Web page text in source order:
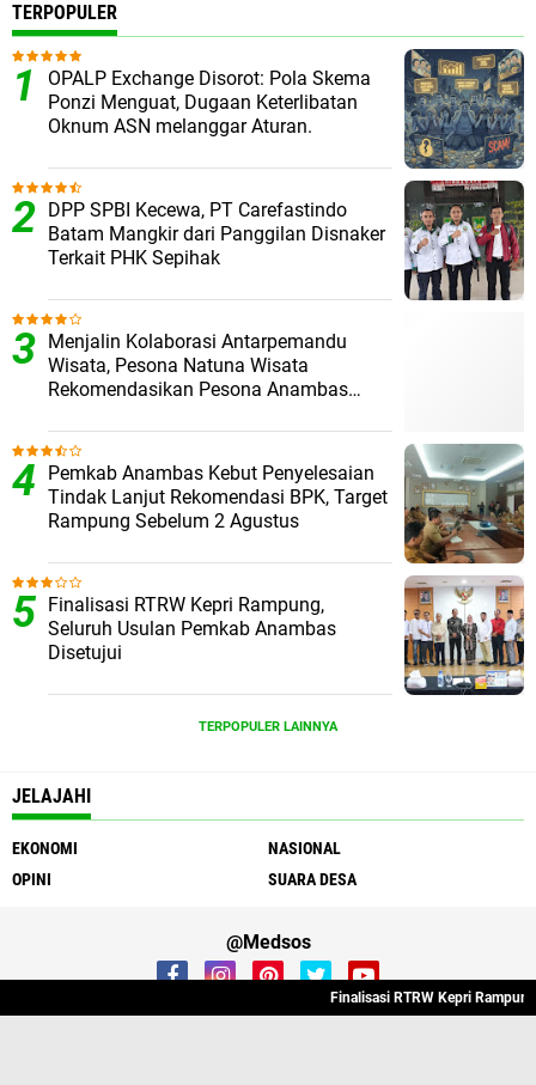
TERPOPULER
OPALP Exchange Disorot: Pola Skema
Ponzi Menguat, Dugaan Keterlibatan
Oknum ASN melanggar Aturan.
DPP SPBI Kecewa, PT Carefastindo
Batam Mangkir dari Panggilan Disnaker
Terkait PHK Sepihak
Menjalin Kolaborasi Antarpemandu
Wisata, Pesona Natuna Wisata
Rekomendasikan Pesona Anambas
Pemkab Anambas Kebut Penyelesaian
Tindak Lanjut Rekomendasi BPK, Target
Rampung Sebelum 2 Agustus
Finalisasi RTRW Kepri Rampung,
Seluruh Usulan Pemkab Anambas
Disetujui
TERPOPULER LAINNYA
JELAJAHI
EKONOMI
NASIONAL
OPINI
SUARA DESA
@Medsos
Finalisasi RTRW Kepri